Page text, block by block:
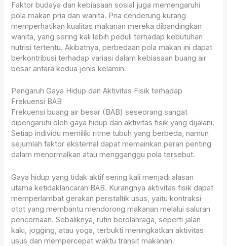
Faktor budaya dan kebiasaan sosial juga memengaruhi
pola makan pria dan wanita. Pria cenderung kurang
memperhatikan kualitas makanan mereka dibandingkan
wanita, yang sering kali lebih peduli terhadap kebutuhan
nutrisi tertentu. Akibatnya, perbedaan pola makan ini dapat
berkontribusi terhadap variasi dalam kebiasaan buang air
besar antara kedua jenis kelamin.
Pengaruh Gaya Hidup dan Aktivitas Fisik terhadap
Frekuensi BAB
Frekuensi buang air besar (BAB) seseorang sangat
dipengaruhi oleh gaya hidup dan aktivitas fisik yang dijalani.
Setiap individu memiliki ritme tubuh yang berbeda, namun
sejumlah faktor eksternal dapat memainkan peran penting
dalam menormalkan atau mengganggu pola tersebut.
Gaya hidup yang tidak aktif sering kali menjadi alasan
utama ketidaklancaran BAB. Kurangnya aktivitas fisik dapat
memperlambat gerakan peristaltik usus, yaitu kontraksi
otot yang membantu mendorong makanan melalui saluran
pencernaan. Sebaliknya, rutin berolahraga, seperti jalan
kaki, jogging, atau yoga, terbukti meningkatkan aktivitas
usus dan mempercepat waktu transit makanan.